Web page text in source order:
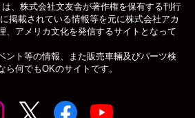
、株式会社文友舎が著作権を保有する刊行
掲載されている情報等を元に株式会社アカ
、アメリカ文化を発信するサイトとなって
ント等の情報、また販売車輛及びパーツ検
何でもOKのサイトです。